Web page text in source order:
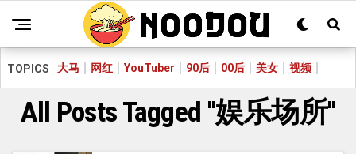
TOPICS 大马 网红 YouTuber 90后 00后 美女 视频
All Posts Tagged "娱乐场所"